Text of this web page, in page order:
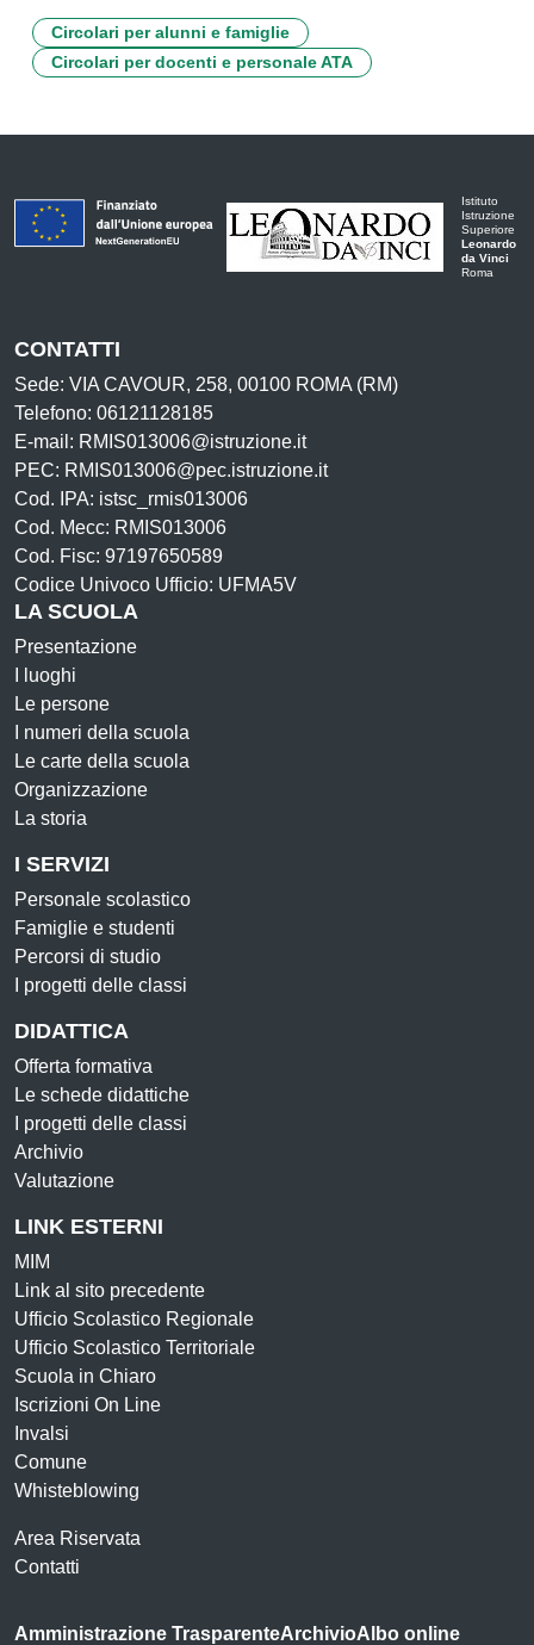
Circolari per alunni e famiglie
Circolari per docenti e personale ATA
Istituto
Istruzione
Superiore
Leonardo
da Vinci
Roma
CONTATTI
Sede: VIA CAVOUR, 258, 00100 ROMA (RM)
Telefono: 06121128185
E-mail: RMIS013006@istruzione.it
PEC: RMIS013006@pec.istruzione.it
Cod. IPA: istsc_rmis013006
Cod. Mecc: RMIS013006
Cod. Fisc: 97197650589
Codice Univoco Ufficio: UFMA5V
LA SCUOLA
Presentazione
I luoghi
Le persone
I numeri della scuola
Le carte della scuola
Organizzazione
La storia
I SERVIZI
Personale scolastico
Famiglie e studenti
Percorsi di studio
I progetti delle classi
DIDATTICA
Offerta formativa
Le schede didattiche
I progetti delle classi
Archivio
Valutazione
LINK ESTERNI
MIM
Link al sito precedente
Ufficio Scolastico Regionale
Ufficio Scolastico Territoriale
Scuola in Chiaro
Iscrizioni On Line
Invalsi
Comune
Whisteblowing
Area Riservata
Contatti
Amministrazione TrasparenteArchivioAlbo online